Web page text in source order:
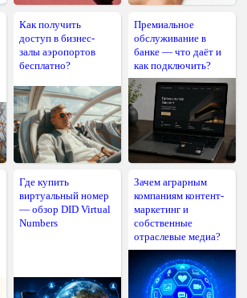
Как получить
доступ в бизнес-
залы аэропортов
бесплатно?
Премиальное
обслуживание в
банке — что даёт и
как подключить?
Где купить
виртуальный номер
— обзор DID Virtual
Numbers
Зачем аграрным
компаниям контент-
маркетинг и
собственные
отраслевые медиа?